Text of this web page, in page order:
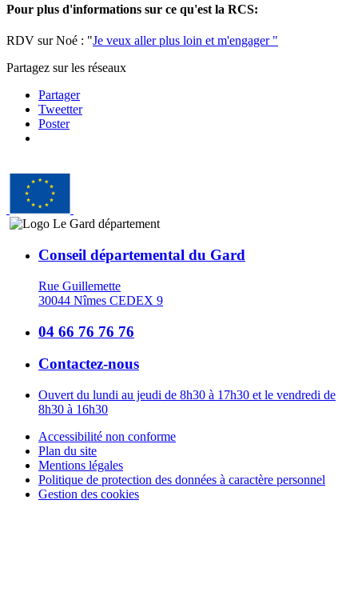
Pour plus d'informations sur ce qu'est la RCS:
RDV sur Noé : "Je veux aller plus loin et m'engager "
Partagez sur les réseaux
Partager
Tweetter
Poster
Conseil départemental du Gard
Rue Guillemette
30044 Nîmes CEDEX 9
04 66 76 76 76
Contactez-nous
Ouvert du lundi au jeudi de 8h30 à 17h30 et le vendredi de
8h30 à 16h30
Accessibilité non conforme
Plan du site
Mentions légales
Politique de protection des données à caractère personnel
Gestion des cookies